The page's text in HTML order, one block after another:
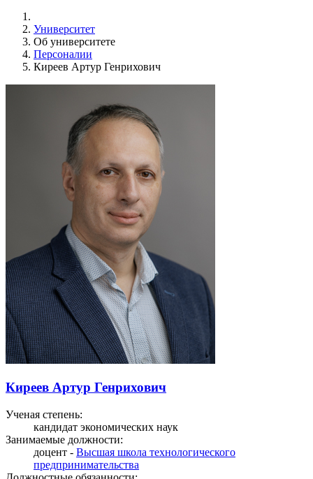
Университет
Об университете
Персоналии
Киреев Артур Генрихович
Киреев Артур Генрихович
Ученая степень:
кандидат экономических наук
Занимаемые должности:
доцент - Высшая школа технологического
предпринимательства